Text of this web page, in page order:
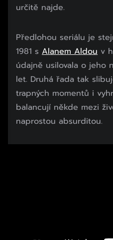
určitě najde.
Předlohou seriálu je
1981 s Alanem Aldou v
údajně usilovala o jeho
let. Druhá řada tak
trapných momentů i
balancují někde mezi
naprostou absurditou.